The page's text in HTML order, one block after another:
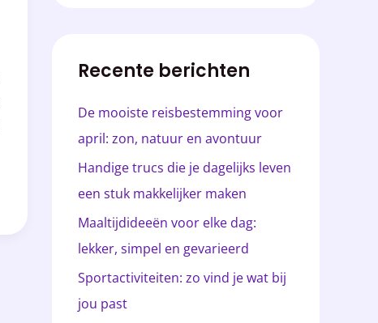
e
n
a
a
r
:
Recente berichten
De mooiste reisbestemming voor
april: zon, natuur en avontuur
Handige trucs die je dagelijks leven
een stuk makkelijker maken
Maaltijdideeën voor elke dag:
lekker, simpel en gevarieerd
Sportactiviteiten: zo vind je wat bij
jou past